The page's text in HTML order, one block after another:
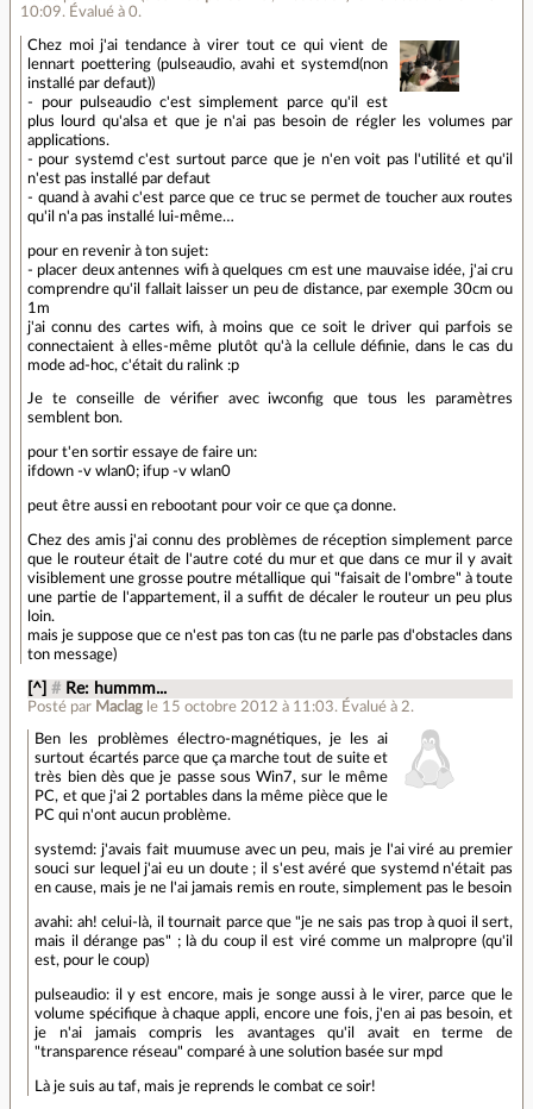
10:09. Évalué à 0.
Chez moi j'ai tendance à virer tout ce qui vient de
lennart poettering (pulseaudio, avahi et systemd(non
installé par defaut))
- pour pulseaudio c'est simplement parce qu'il est
plus lourd qu'alsa et que je n'ai pas besoin de régler les volumes par
applications.
- pour systemd c'est surtout parce que je n'en voit pas l'utilité et qu'il
n'est pas installé par defaut
- quand à avahi c'est parce que ce truc se permet de toucher aux routes
qu'il n'a pas installé lui-même…
pour en revenir à ton sujet:
- placer deux antennes wifi à quelques cm est une mauvaise idée, j'ai cru
comprendre qu'il fallait laisser un peu de distance, par exemple 30cm ou
1m
j'ai connu des cartes wifi, à moins que ce soit le driver qui parfois se
connectaient à elles-même plutôt qu'à la cellule définie, dans le cas du
mode ad-hoc, c'était du ralink :p
Je te conseille de vérifier avec iwconfig que tous les paramètres
semblent bon.
pour t'en sortir essaye de faire un:
ifdown -v wlan0; ifup -v wlan0
peut être aussi en rebootant pour voir ce que ça donne.
Chez des amis j'ai connu des problèmes de réception simplement parce
que le routeur était de l'autre coté du mur et que dans ce mur il y avait
visiblement une grosse poutre métallique qui "faisait de l'ombre" à toute
une partie de l'appartement, il a suffit de décaler le routeur un peu plus
loin.
mais je suppose que ce n'est pas ton cas (tu ne parle pas d'obstacles dans
ton message)
[^] # Re: hummm...
Posté par Maclag le 15 octobre 2012 à 11:03. Évalué à 2.
Ben les problèmes électro-magnétiques, je les ai
surtout écartés parce que ça marche tout de suite et
très bien dès que je passe sous Win7, sur le même
PC, et que j'ai 2 portables dans la même pièce que le
PC qui n'ont aucun problème.
systemd: j'avais fait muumuse avec un peu, mais je l'ai viré au premier
souci sur lequel j'ai eu un doute ; il s'est avéré que systemd n'était pas
en cause, mais je ne l'ai jamais remis en route, simplement pas le besoin
avahi: ah! celui-là, il tournait parce que "je ne sais pas trop à quoi il sert,
mais il dérange pas" ; là du coup il est viré comme un malpropre (qu'il
est, pour le coup)
pulseaudio: il y est encore, mais je songe aussi à le virer, parce que le
volume spécifique à chaque appli, encore une fois, j'en ai pas besoin, et
je n'ai jamais compris les avantages qu'il avait en terme de
"transparence réseau" comparé à une solution basée sur mpd
Là je suis au taf, mais je reprends le combat ce soir!